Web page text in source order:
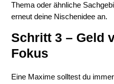
Thema oder ähnliche
erneut deine Nischenidee an.
Schritt 3 – Geld
Fokus
Eine Maxime solltest du